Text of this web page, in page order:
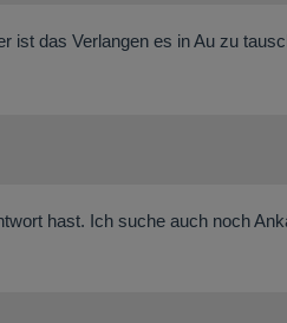
ist das Verlangen es in Au zu
hast. Ich suche auch noch